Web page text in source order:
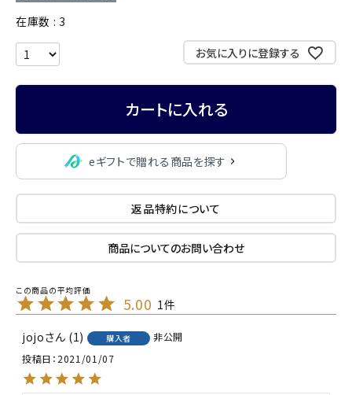
在庫数
3
お気に入りに登録する
カートに入れる
eギフトで贈れる商品を探す
返品特約について
商品についてのお問い合わせ
5.00 1
jojo 1 購入者
非公開
投稿日 2021/01/07